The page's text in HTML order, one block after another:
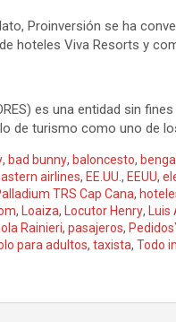
Proinversión se ha
hoteles Viva Resorts y
es una entidad sin
de turismo como uno de
, bad bunny, baloncesto,
airlines, EE.UU. , EEUU,
TRS Cap Cana,
, Loaiza, Locutor Henry,
Rainieri, pasajeros,
para adultos, taxista, Todo